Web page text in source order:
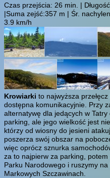
Czas przejścia: 26 min.
|
|Suma zejść:357 m | Śr.
3.9 km/h
Krowiarki to najwyższa
dostępna komunikacyjnie. Przy
alternatywę dla jedących w
parking, ale jego wielkość jest
którzy od wiosny do jesieni
poszerza swój obszar na
więc oprócz sznurka
za to najpierw za parking,
Parku Narodowego i ruszymy
Markowych Szczawinach.